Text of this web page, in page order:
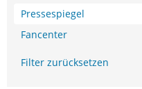
Pressespiegel
Fancenter
Filter zurücksetzen